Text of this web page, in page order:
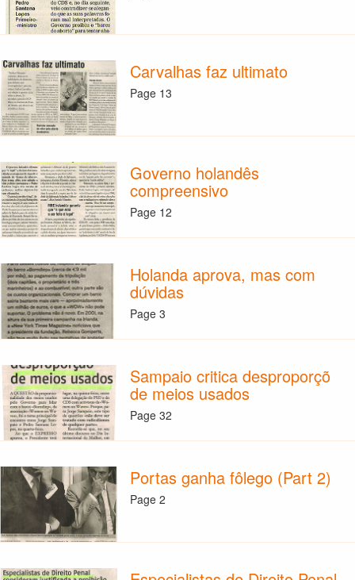
Carvalhas faz ultimato
Page 13
Governo holandês
compreensivo
Page 12
Holanda aprova, mas com
dúvidas
Page 3
Sampaio critica desproporçõ
de meios usados
Page 32
Portas ganha fôlego (Part 2)
Page 2